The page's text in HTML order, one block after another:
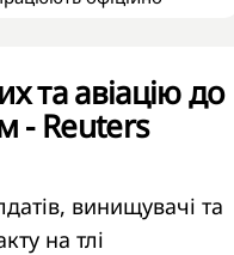
та авіацію до
- Reuters
винищувачі та
на тлі